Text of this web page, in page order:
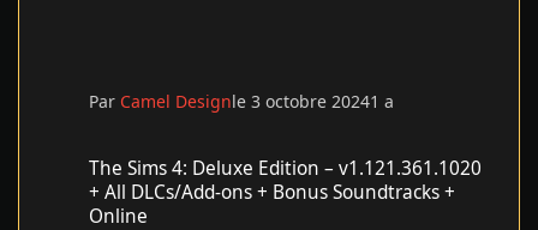
Par Camel Designle 3 octobre 20241 a
The Sims 4: Deluxe Edition – v1.121.361.1020
+ All DLCs/Add-ons + Bonus Soundtracks +
Online